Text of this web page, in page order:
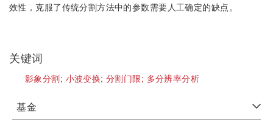
效性，克服了传统分割方法中的参数需要人工确定的缺点。
关键词
影象分割; 小波变换;分割门限; 多分辨率分析
基金